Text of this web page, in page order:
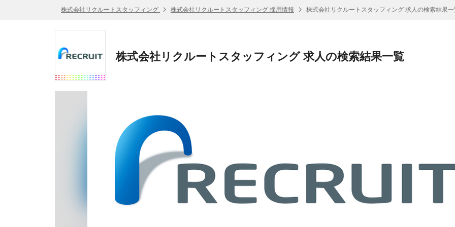
株式会社リクルートスタッフィング 株式会社リクルートスタッフィング 採用情報 株式会社リクルートスタッフィング 求人の検索結果
株式会社リクルートスタッフィング 求人の検索結果一覧